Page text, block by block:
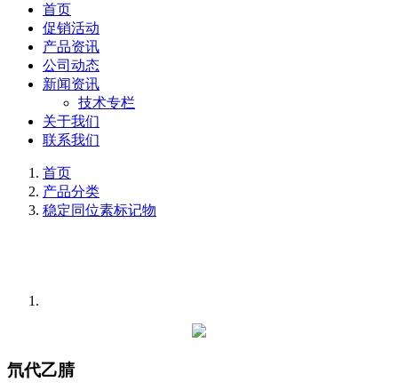
首页
促销活动
产品资讯
公司动态
新闻资讯
技术专栏
关于我们
联系我们
首页
产品分类
稳定同位素标记物
氘代乙腈